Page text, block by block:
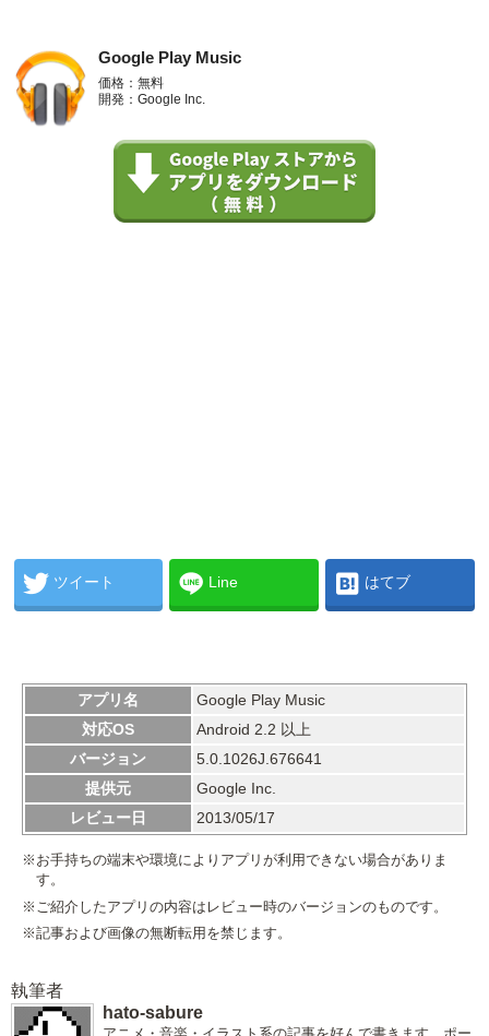
Google Play Music
価格：無料
開発：Google Inc.
ツイート Line はてブ
アプリ名
Google Play Music
対応OS
Android 2.2 以上
バージョン
5.0.1026J.676641
提供元
Google Inc.
レビュー日
2013/05/17
※お手持ちの端末や環境によりアプリが利用できない場合がありま
す。
※ご紹介したアプリの内容はレビュー時のバージョンのものです。
※記事および画像の無断転用を禁じます。
執筆者
hato-sabure